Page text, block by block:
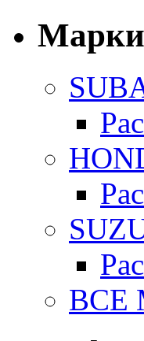
Марки
ВСЕ